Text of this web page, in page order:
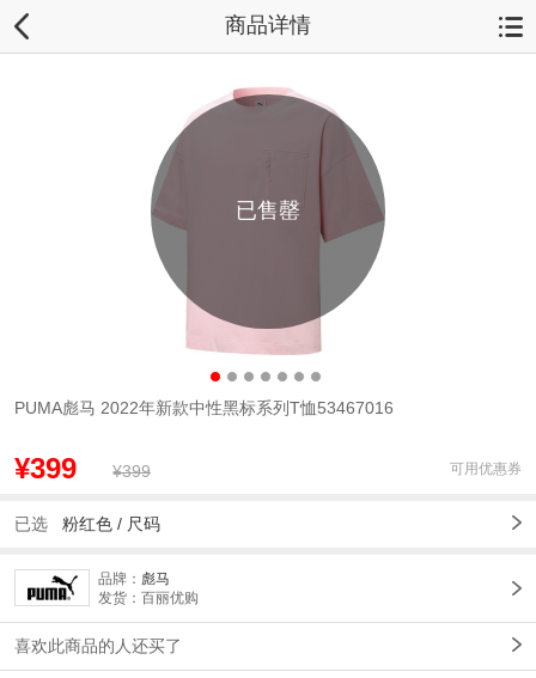
商品详情
已售罄
PUMA彪马 2022年新款中性黑标系列T恤53467016
¥399 ¥399 可用优惠券
已选 粉红色 / 尺码
品牌： 彪马
发货：百丽优购
喜欢此商品的人还买了